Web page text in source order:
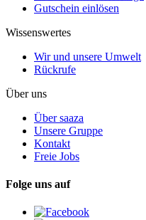
Gutschein einlösen
Wissenswertes
Wir und unsere Umwelt
Rückrufe
Über uns
Über saaza
Unsere Gruppe
Kontakt
Freie Jobs
Folge uns auf